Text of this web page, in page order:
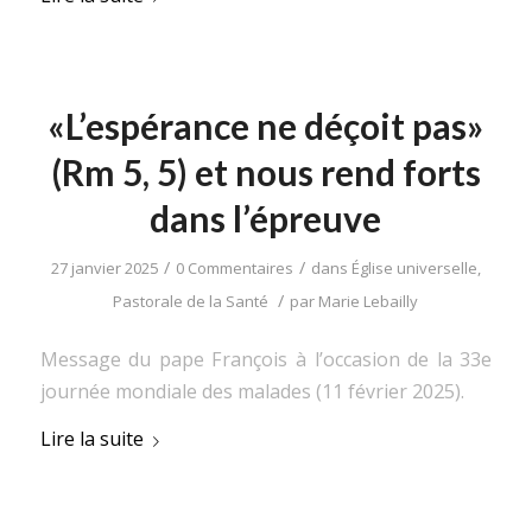
«L’espérance ne déçoit pas»
(Rm 5, 5) et nous rend forts
dans l’épreuve
27 janvier 2025 / 0 Commentaires / dans Église universelle,
Pastorale de la Santé / par Marie Lebailly
Message du pape François à l’occasion de la 33e
journée mondiale des malades (11 février 2025).
Lire la suite